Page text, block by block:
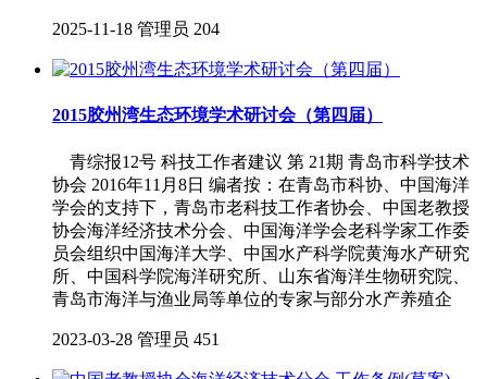
2025-11-18 管理员 204
2015胶州湾生态环境学术研讨会（第四届）
青综报12号 科技工作者建议 第 21期 青岛市科学技术
协会 2016年11月8日 编者按：在青岛市科协、中国海洋
学会的支持下，青岛市老科技工作者协会、中国老教授
协会海洋经济技术分会、中国海洋学会老科学家工作委
员会组织中国海洋大学、中国水产科学院黄海水产研究
所、中国科学院海洋研究所、山东省海洋生物研究院、
青岛市海洋与渔业局等单位的专家与部分水产养殖企
2023-03-28 管理员 451